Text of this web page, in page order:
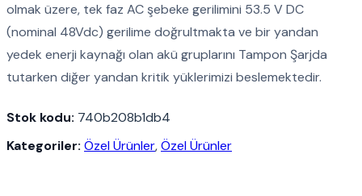
olmak üzere, tek faz AC şebeke gerilimini 53.5 V DC
(nominal 48Vdc) gerilime doğrultmakta ve bir yandan
yedek enerji kaynağı olan akü gruplarını Tampon Şarjda
tutarken diğer yandan kritik yüklerimizi beslemektedir.
Stok kodu: 740b208b1db4
Kategoriler: Özel Ürünler,Özel Ürünler